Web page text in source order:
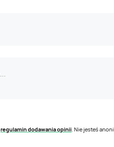
regulamin dodawania opinii . Nie jesteś